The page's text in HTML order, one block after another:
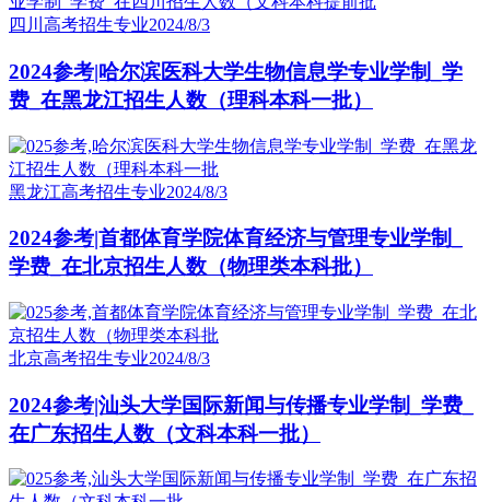
四川高考招生专业2024/8/3
2024参考|哈尔滨医科大学生物信息学专业学制_学
费_在黑龙江招生人数（理科本科一批）
黑龙江高考招生专业2024/8/3
2024参考|首都体育学院体育经济与管理专业学制_
学费_在北京招生人数（物理类本科批）
北京高考招生专业2024/8/3
2024参考|汕头大学国际新闻与传播专业学制_学费_
在广东招生人数（文科本科一批）